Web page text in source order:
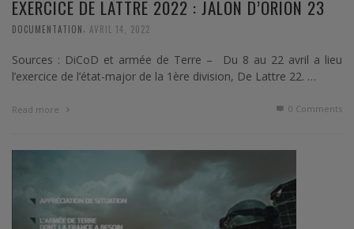
EXERCICE DE LATTRE 2022 : JALON D’ORION 23
DOCUMENTATION, AVRIL 14, 2022
Sources : DiCoD et armée de Terre – Du 8 au 22 avril a lieu
l’exercice de l’état-major de la 1ère division, De Lattre 22. …
Read more 0 Comments